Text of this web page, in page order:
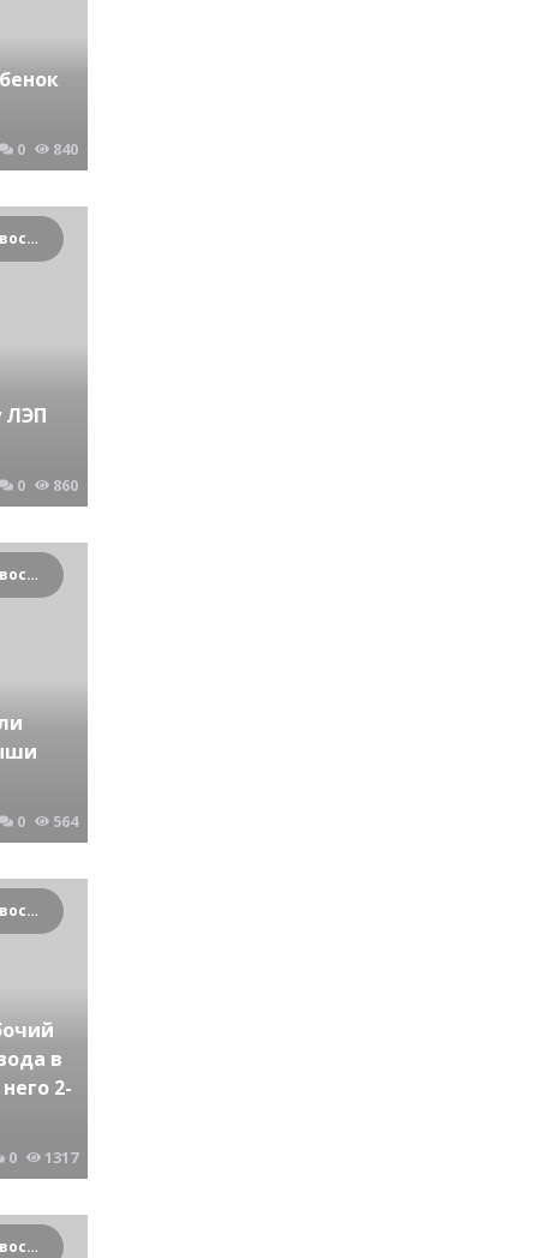
0 840
Криминальные новости Новосибирска и Сибирского региона
ЛЭП
0 860
Криминальные новости Новосибирска и Сибирского региона
0 564
Криминальные новости Новосибирска и Сибирского региона
в
2-
0 1317
Криминальные новости Новосибирска и Сибирского региона